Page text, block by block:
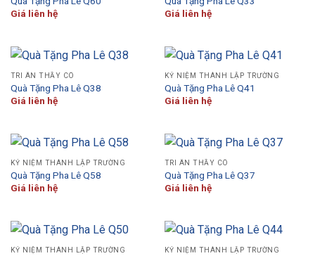
Giá liên hệ
Giá liên hệ
TRI ÂN THẦY CÔ
Quà Tặng Pha Lê Q38
Giá liên hệ
KỶ NIỆM THÀNH LẬP TRƯỜNG
Quà Tặng Pha Lê Q41
Giá liên hệ
KỶ NIỆM THÀNH LẬP TRƯỜNG
Quà Tặng Pha Lê Q58
Giá liên hệ
TRI ÂN THẦY CÔ
Quà Tặng Pha Lê Q37
Giá liên hệ
KỶ NIỆM THÀNH LẬP TRƯỜNG KỶ NIỆM THÀNH LẬP TRƯỜNG